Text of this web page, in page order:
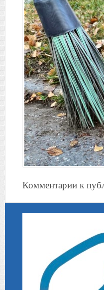
Комментарии к